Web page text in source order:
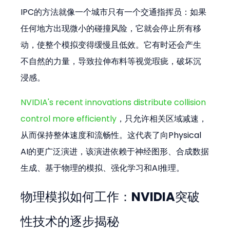
IPC的方法就像一个城市只有一个交通指挥员：如果
任何地方出现微小的碰撞风险，它就会停止所有移
动，使整个模拟变得缓慢且低效。它有时还会产生
不自然的力量，导致拉伸布料等视觉瑕疵，破坏沉
浸感。
NVIDIA's recent innovations distribute collision
control more efficiently ，只允许相关区域减速，
从而保持整体速度和流畅性。这代表了向Physical
AI的更广泛演进，该演进依赖于神经图形、合成数据
生成、基于物理的模拟、强化学习和AI推理。
物理模拟如何工作：NVIDIA突破
性技术的逐步揭秘